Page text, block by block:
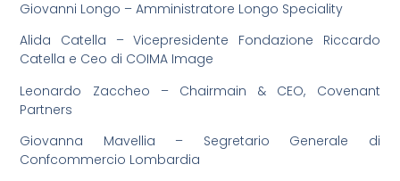
Giovanni Longo – Amministratore Longo Speciality
Alida Catella – Vicepresidente Fondazione Riccardo
Catella e Ceo di COIMA Image
Leonardo Zaccheo – Chairmain & CEO, Covenant
Partners
Giovanna Mavellia – Segretario Generale di
Confcommercio Lombardia